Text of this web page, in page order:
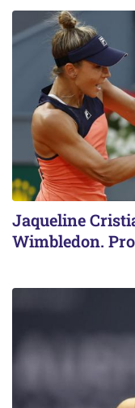
Jaqueline
Wimbledon.